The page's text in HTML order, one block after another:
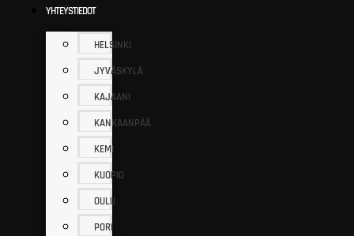
YHTEYSTIEDOT
HELSINKI
JYVÄSKYLÄ
KAJAANI
KANKAANPÄÄ
KEMI
KUOPIO
OULU
PORI